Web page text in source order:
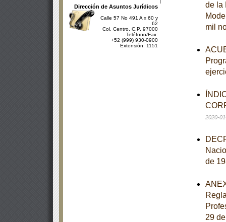
Dirección de Asuntos Jurídicos
Calle 57 No 491 A x 60 y
62
Col. Centro, C.P. 97000
Teléfono/Fax:
+52 (999) 930-0900
Extensión: 1151
de la
mil
2020-
de
29